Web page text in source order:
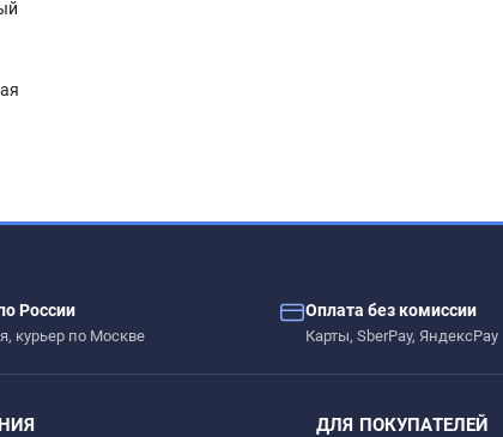
жидкостей.
стекло, пластик, мрамор, гранит, металл и
России
курьер по Москве
Оплата без комиссии
Карты, SberPay, ЯндексPay
ДЛЯ ПОКУПАТЕЛЕЙ